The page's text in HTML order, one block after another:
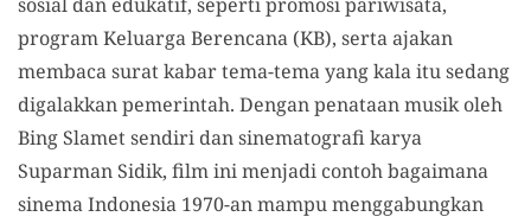
program Keluarga Berencana (KB), serta ajakan
membaca surat kabar tema-tema yang kala itu sedang
digalakkan pemerintah. Dengan penataan musik oleh
Bing Slamet sendiri dan sinematografi karya
Suparman Sidik, film ini menjadi contoh bagaimana
sinema Indonesia 1970-an mampu menggabungkan